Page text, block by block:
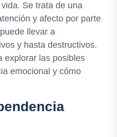
Se trata de una
y afecto por parte
llevar a
y hasta destructivos.
explorar las posibles
emocional y cómo